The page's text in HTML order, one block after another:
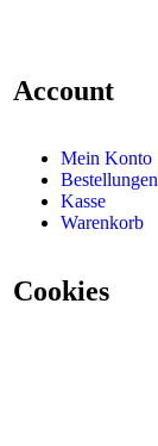
Account
Mein Konto
Bestellungen
Kasse
Warenkorb
Cookies